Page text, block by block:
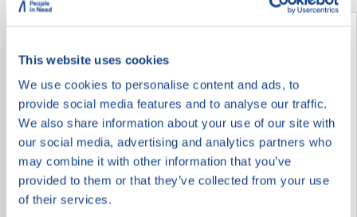
This website uses cookies
We use cookies to personalise content and ads, to
provide social media features and to analyse our traffic.
We also share information about your use of our site with
our social media, advertising and analytics partners who
may combine it with other information that you’ve
provided to them or that they’ve collected from your use
of their services.